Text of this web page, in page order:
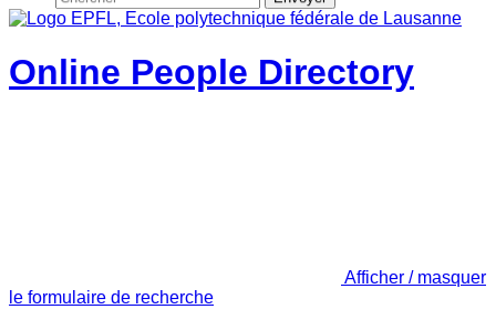
Online People Directory
Afficher / masquer
le formulaire de recherche